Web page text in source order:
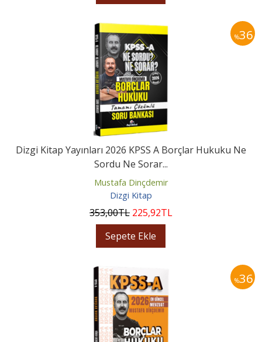
%36
Dizgi Kitap Yayınları 2026 KPSS A Borçlar Hukuku Ne
Sordu Ne Sorar...
Mustafa Dinçdemir
Dizgi Kitap
353,00TL 225,92TL
Sepete Ekle
%36